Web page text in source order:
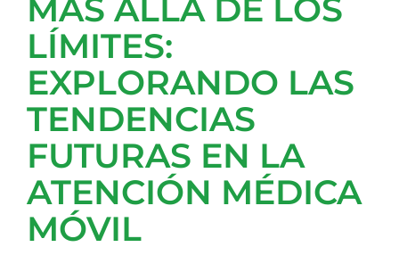
MÁS ALLÁ DE LOS
LÍMITES:
EXPLORANDO LAS
TENDENCIAS
FUTURAS EN LA
ATENCIÓN MÉDICA
MÓVIL